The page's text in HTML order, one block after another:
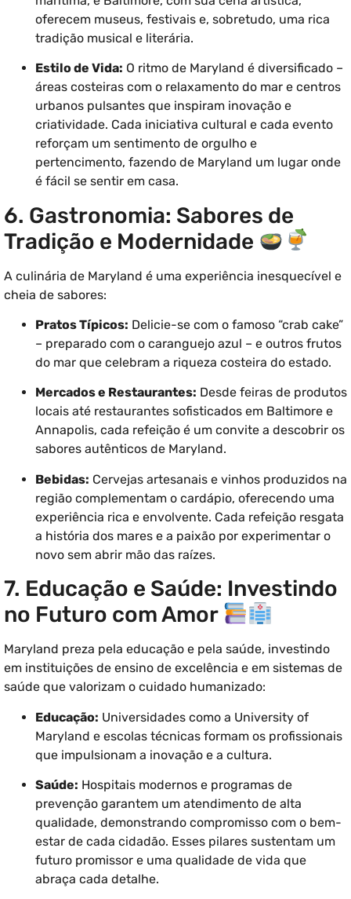
oferecem museus, festivais e, sobretudo, uma rica
tradição musical e literária.
Estilo de Vida: O ritmo de Maryland é diversificado –
áreas costeiras com o relaxamento do mar e centros
urbanos pulsantes que inspiram inovação e
criatividade. Cada iniciativa cultural e cada evento
reforçam um sentimento de orgulho e
pertencimento, fazendo de Maryland um lugar onde
é fácil se sentir em casa.
6. Gastronomia: Sabores de
Tradição e Modernidade
A culinária de Maryland é uma experiência inesquecível e
cheia de sabores:
Pratos Típicos: Delicie-se com o famoso “crab cake”
– preparado com o caranguejo azul – e outros frutos
do mar que celebram a riqueza costeira do estado.
Mercados e Restaurantes: Desde feiras de produtos
locais até restaurantes sofisticados em Baltimore e
Annapolis, cada refeição é um convite a descobrir os
sabores autênticos de Maryland.
Bebidas: Cervejas artesanais e vinhos produzidos na
região complementam o cardápio, oferecendo uma
experiência rica e envolvente. Cada refeição resgata
a história dos mares e a paixão por experimentar o
novo sem abrir mão das raízes.
7. Educação e Saúde: Investindo
no Futuro com Amor
Maryland preza pela educação e pela saúde, investindo
em instituições de ensino de excelência e em sistemas de
saúde que valorizam o cuidado humanizado:
Educação: Universidades como a University of
Maryland e escolas técnicas formam os profissionais
que impulsionam a inovação e a cultura.
Saúde: Hospitais modernos e programas de
prevenção garantem um atendimento de alta
qualidade, demonstrando compromisso com o bem-
estar de cada cidadão. Esses pilares sustentam um
futuro promissor e uma qualidade de vida que
abraça cada detalhe.